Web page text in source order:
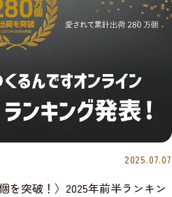
2025.07.07
を突破！〉2025年前半ランキン